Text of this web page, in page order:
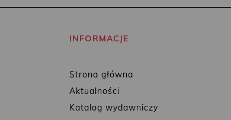
INFORMACJE
Strona główna
Aktualności
Katalog wydawniczy